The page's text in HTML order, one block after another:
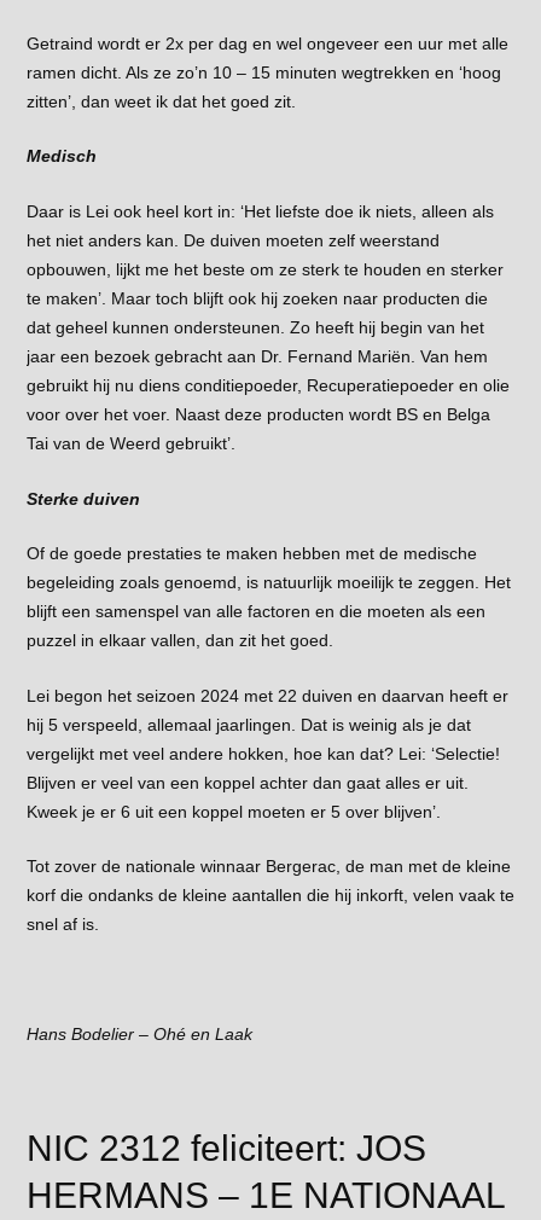
Getraind wordt er 2x per dag en wel ongeveer een uur met alle
ramen dicht. Als ze zo’n 10 – 15 minuten wegtrekken en ‘hoog
zitten’, dan weet ik dat het goed zit.
Medisch
Daar is Lei ook heel kort in: ‘Het liefste doe ik niets, alleen als
het niet anders kan. De duiven moeten zelf weerstand
opbouwen, lijkt me het beste om ze sterk te houden en sterker
te maken’. Maar toch blijft ook hij zoeken naar producten die
dat geheel kunnen ondersteunen. Zo heeft hij begin van het
jaar een bezoek gebracht aan Dr. Fernand Mariën. Van hem
gebruikt hij nu diens conditiepoeder, Recuperatiepoeder en olie
voor over het voer. Naast deze producten wordt BS en Belga
Tai van de Weerd gebruikt’.
Sterke duiven
Of de goede prestaties te maken hebben met de medische
begeleiding zoals genoemd, is natuurlijk moeilijk te zeggen. Het
blijft een samenspel van alle factoren en die moeten als een
puzzel in elkaar vallen, dan zit het goed.
Lei begon het seizoen 2024 met 22 duiven en daarvan heeft er
hij 5 verspeeld, allemaal jaarlingen. Dat is weinig als je dat
vergelijkt met veel andere hokken, hoe kan dat? Lei: ‘Selectie!
Blijven er veel van een koppel achter dan gaat alles er uit.
Kweek je er 6 uit een koppel moeten er 5 over blijven’.
Tot zover de nationale winnaar Bergerac, de man met de kleine
korf die ondanks de kleine aantallen die hij inkorft, velen vaak te
snel af is.
Hans Bodelier – Ohé en Laak
NIC 2312 feliciteert: JOS
HERMANS – 1E NATIONAAL